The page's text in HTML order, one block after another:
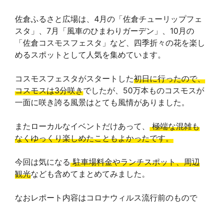
佐倉ふるさと広場は、4月の「佐倉チューリップフェ
スタ」、7月「風車のひまわりガーデン」、10月の
「佐倉コスモスフェスタ」など、四季折々の花を楽し
めるスポットとして人気を集めています。
コスモスフェスタがスタートした初日に行ったので、
コスモスは3分咲きでしたが、50万本ものコスモスが
一面に咲き誇る風景はとても風情がありました。
またローカルなイベントだけあって、 極端な混雑も
なくゆっくり楽しめたこともよかったです。
今回は気になる駐車場料金やランチスポット、周辺
観光なども含めてまとめてみました。
なおレポート内容はコロナウィルス流行前のもので